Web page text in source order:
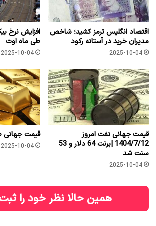
اقتصاد انگلیس ترمز کشید؛ شاخص
مدیران خرید در آستانه رکود
2025-10-04
افزایش نرخ
طی ماه اوت
2025-10-04
قیمت جهانی نفت امروز
1404/7/12 |برنت 64 دلار و 53
سنت شد
2025-10-04
قیمت جهانی طلا
2025-10-04
همین حالا نظر خود را